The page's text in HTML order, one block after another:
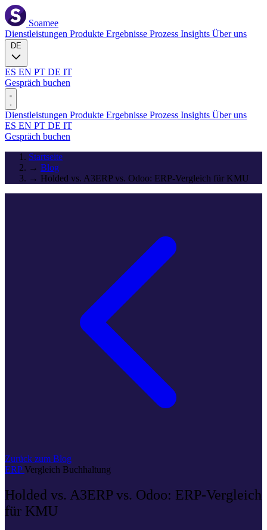
Soamee
Dienstleistungen Produkte Ergebnisse Prozess Insights Über uns
ES EN PT DE IT
Gespräch buchen
Dienstleistungen Produkte Ergebnisse Prozess Insights Über uns
ES EN PT DE IT
Gespräch buchen
Startseite
→ Blog
→ Holded vs. A3ERP vs. Odoo: ERP-Vergleich für KMU
Zurück zum Blog
ERPVergleich Buchhaltung
Holded vs. A3ERP vs. Odoo: ERP-Vergleich
für KMU